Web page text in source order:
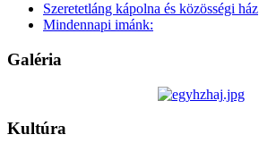
Szeretetláng kápolna és közösségi ház
Mindennapi imánk:
Galéria
Kultúra